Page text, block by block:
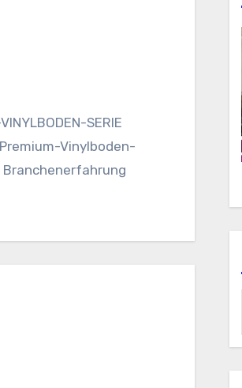
SERIE
Vinylboden-